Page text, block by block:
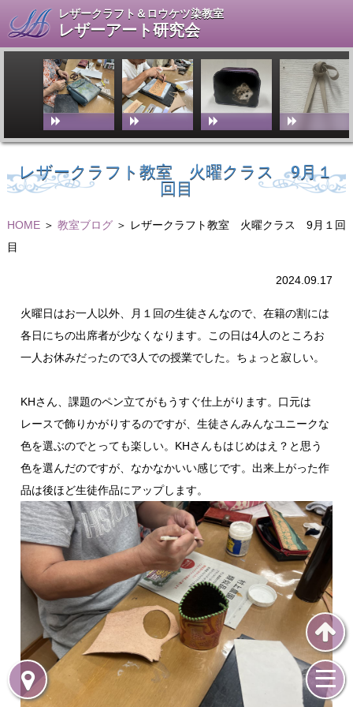
レザークラフト＆ロウケツ染教室
レザーアート研究会
レザークラフト教室 火曜クラス 9月１
回目
HOME＞ 教室ブログ＞ レザークラフト教室 火曜クラス 9月１回
目
2024.09.17
火曜日はお一人以外、月１回の生徒さんなので、在籍の割には
各日にちの出席者が少なくなります。この日は4人のところお
一人お休みだったので3人での授業でした。ちょっと寂しい。
KHさん、課題のペン立てがもうすぐ仕上がります。口元は
レースで飾りかがりするのですが、生徒さんみんなユニークな
色を選ぶのでとっても楽しい。KHさんもはじめはえ？と思う
色を選んだのですが、なかなかいい感じです。出来上がった作
品は後ほど生徒作品にアップします。